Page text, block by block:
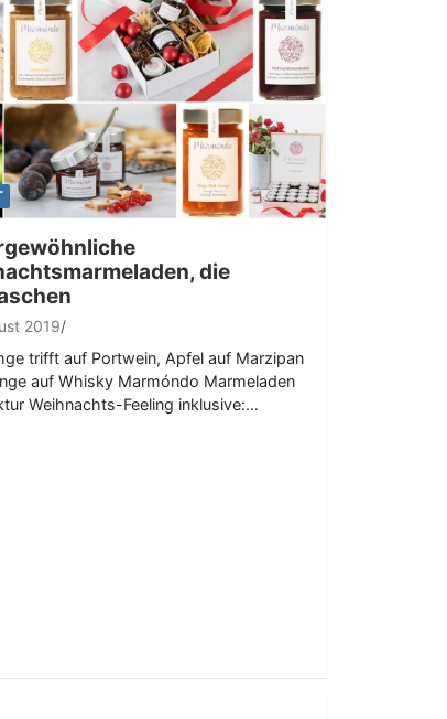
die
2019
trifft auf Portwein, Apfel auf Marzipan
auf Whisky Marmóndo Marmeladen
Weihnachts-Feeling inklusive:…